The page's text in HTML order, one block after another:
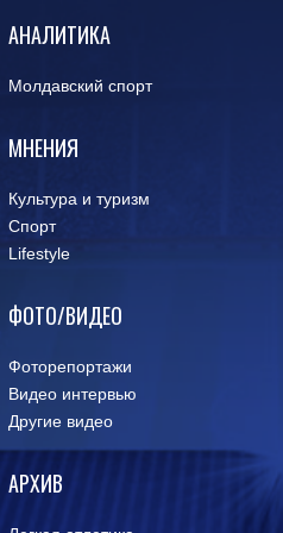
АНАЛИТИКА
Молдавский спорт
МНЕНИЯ
Культура и туризм
Спорт
Lifestyle
ФОТО/ВИДЕО
Фоторепортажи
Видео интервью
Другие видео
АРХИВ